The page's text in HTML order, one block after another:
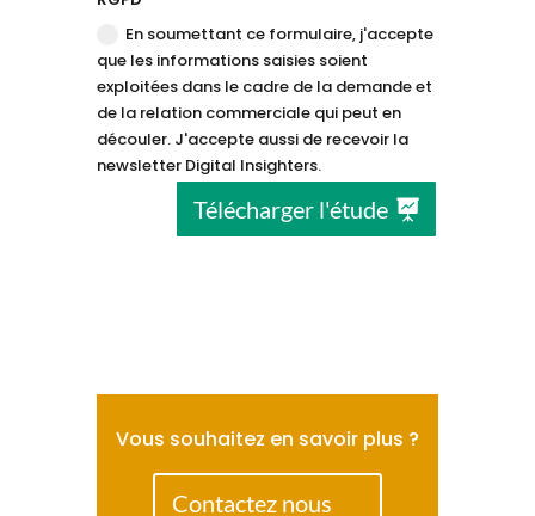
En soumettant ce formulaire, j'accepte
que les informations saisies soient
exploitées dans le cadre de la demande et
de la relation commerciale qui peut en
découler. J'accepte aussi de recevoir la
newsletter Digital Insighters.
Télécharger l'étude
Vous souhaitez en savoir plus ?
Contactez nous